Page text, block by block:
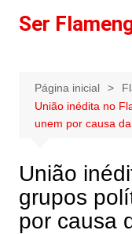
paraSer
Página inicial
União inédita no
unem por causa
União
grupos
por causa